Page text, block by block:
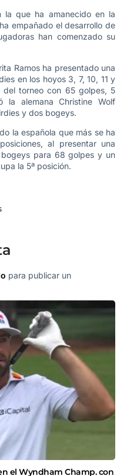
que ha amanecido en la
empañado el desarrollo de
han comenzado su
Ramos ha presentado una
en los hoyos 3, 7, 10, 11 y
del torneo con 65 golpes, 5
la alemana Christine Wolf
y dos bogeys.
la española que más se ha
al presentar una
para 68 golpes y un
la 5ª posición.
para publicar un
el Wyndham Champ. con